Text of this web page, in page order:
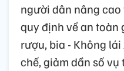
người dân nâng
quy định về an toàn
rượu, bia - Không
chế, giảm dần số